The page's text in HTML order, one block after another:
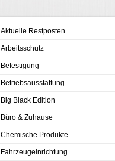
Aktuelle Restposten
Arbeitsschutz
Befestigung
Betriebsausstattung
Big Black Edition
Büro & Zuhause
Chemische Produkte
Fahrzeugeinrichtung